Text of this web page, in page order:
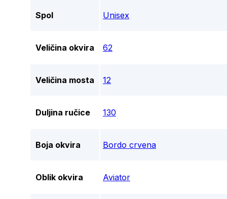
Spol Unisex
Veličina okvira 62
Veličina mosta 12
Duljina ručice 130
Boja okvira Bordo crvena
Oblik okvira Aviator